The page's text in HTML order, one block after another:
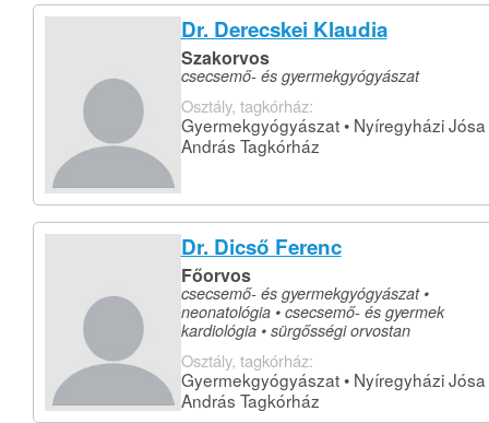
Dr. Derecskei Klaudia
Szakorvos
csecsemő- és gyermekgyógyászat
Osztály, tagkórház:
Gyermekgyógyászat • Nyíregyházi Jósa
András Tagkórház
Dr. Dicső Ferenc
Főorvos
csecsemő- és gyermekgyógyászat •
neonatológia • csecsemő- és gyermek
kardiológia • sürgősségi orvostan
Osztály, tagkórház:
Gyermekgyógyászat • Nyíregyházi Jósa
András Tagkórház